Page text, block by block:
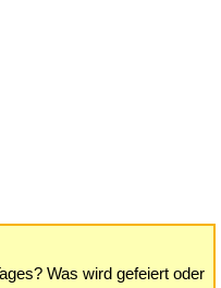
Was wird gefeiert oder